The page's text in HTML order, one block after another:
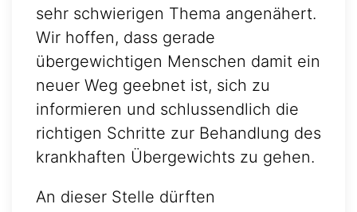
sehr schwierigen Thema angenähert.
Wir hoffen, dass gerade
übergewichtigen Menschen damit ein
neuer Weg geebnet ist, sich zu
informieren und schlussendlich die
richtigen Schritte zur Behandlung des
krankhaften Übergewichts zu gehen.
An dieser Stelle dürften